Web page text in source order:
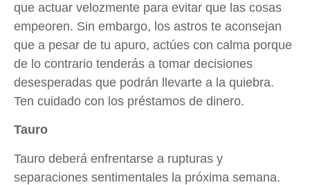
que actuar velozmente para evitar que las cosas
empeoren. Sin embargo, los astros te aconsejan
que a pesar de tu apuro, actúes con calma porque
de lo contrario tenderás a tomar decisiones
desesperadas que podrán llevarte a la quiebra.
Ten cuidado con los préstamos de dinero.
Tauro
Tauro deberá enfrentarse a rupturas y
separaciones sentimentales la próxima semana.